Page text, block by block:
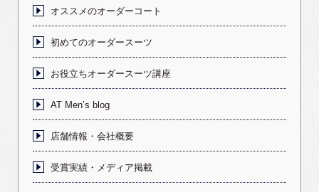
オススメのオーダーコート
初めてのオーダースーツ
お役立ちオーダースーツ講座
AT Men’s blog
店舗情報・会社概要
受賞実績・メディア掲載